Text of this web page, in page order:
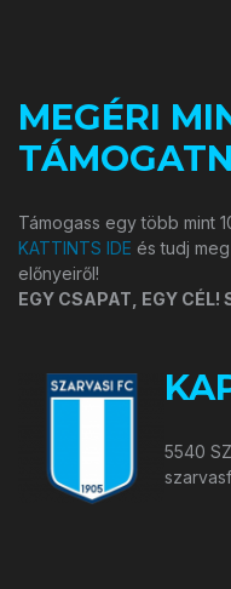
MEGÉRI
Támogass egy több mint
KATTINTS IDE és tudj
előnyeiről!
EGY CSAPAT, EGY CÉL!
5540